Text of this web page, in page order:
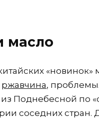
масло
«новинок»
ржавчина,
Поднебесной по
соседних стран.